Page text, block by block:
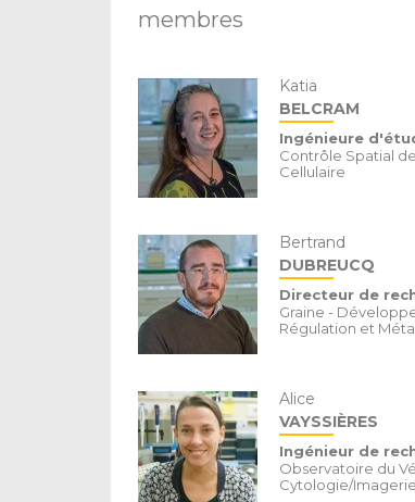
membres
Katia
BELCRAM
Ingénieure
Contrôle Spatial
Cellulaire
Bertrand
DUBREUCQ
Directeur de
Graine -
Régulation et
Alice
VAYSSIÈRES
Ingénieur de
Observatoire du
Cytologie/Imagerie